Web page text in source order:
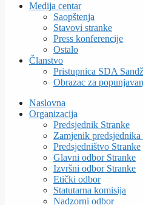
Medija centar
Saopštenja
Stavovi stranke
Press konferencije
Ostalo
Članstvo
Pristupnica SDA
Obrazac za
Naslovna
Organizacija
Predsjednik Stranke
Zamjenik predsjednika
Predsjedništvo Stranke
Glavni odbor Stranke
Izvršni odbor Stranke
Etički odbor
Statutarna komisija
Nadzorni odbor